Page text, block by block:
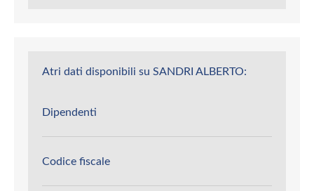
Atri dati disponibili su SANDRI ALBERTO:
Dipendenti
Codice fiscale